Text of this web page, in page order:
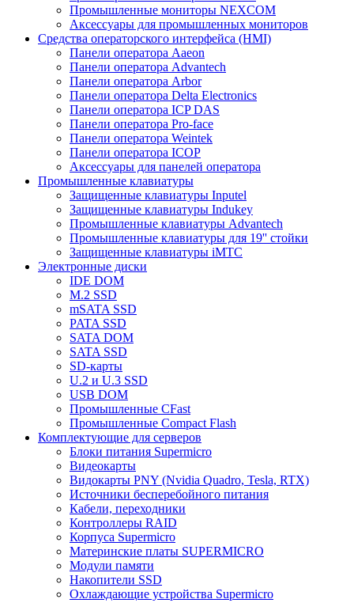
Промышленные мониторы NEXCOM
Аксессуары для промышленных мониторов
Средства операторского интерфейса (HMI)
Панели оператора Aaeon
Панели оператора Advantech
Панели оператора Arbor
Панели оператора Delta Electronics
Панели оператора ICP DAS
Панели оператора Pro-face
Панели оператора Weintek
Панели оператора ICOP
Аксессуары для панелей оператора
Промышленные клавиатуры
Защищенные клавиатуры Inputel
Защищенные клавиатуры Indukey
Промышленные клавиатуры Advantech
Промышленные клавиатуры для 19'' стойки
Защищенные клавиатуры iMTC
Электронные диски
IDE DOM
M.2 SSD
mSATA SSD
PATA SSD
SATA DOM
SATA SSD
SD-карты
U.2 и U.3 SSD
USB DOM
Промышленные CFast
Промышленные Compact Flash
Комплектующие для серверов
Блоки питания Supermicro
Видеокарты
Видокарты PNY (Nvidia Quadro, Tesla, RTX)
Источники бесперебойного питания
Кабели, переходники
Контроллеры RAID
Корпуса Supermicro
Материнские платы SUPERMICRO
Модули памяти
Накопители SSD
Охлаждающие устройства Supermicro